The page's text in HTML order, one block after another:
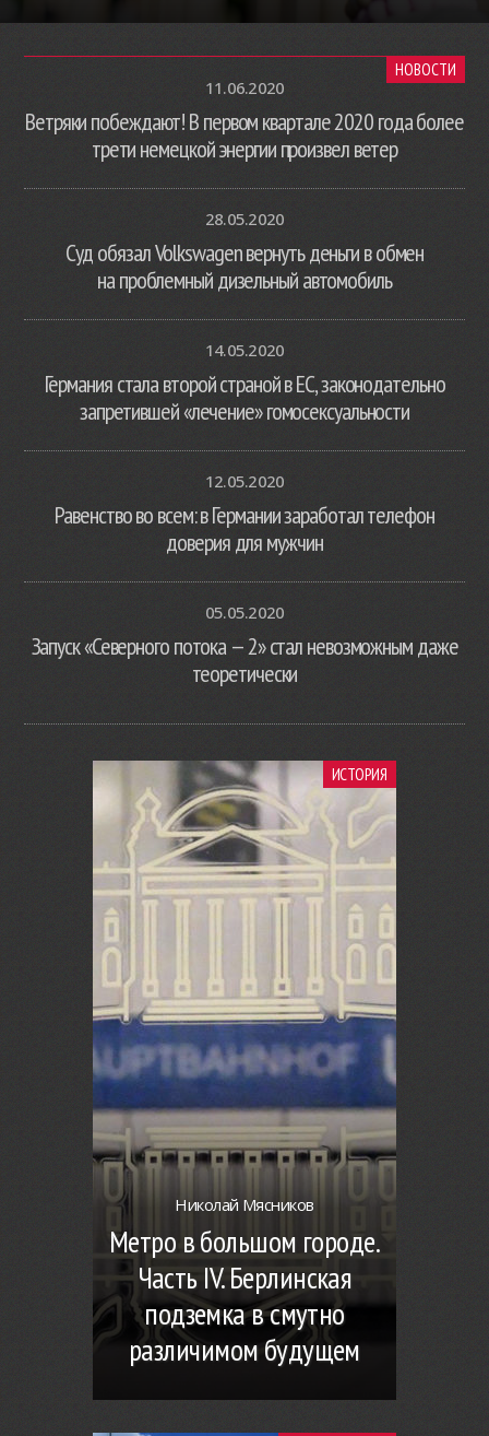
НОВОСТИ
11.06.2020
Ветряки побеждают! В первом квартале 2020 года более
трети немецкой энергии произвел ветер
28.05.2020
Суд обязал Volkswagen вернуть деньги в обмен
на проблемный дизельный автомобиль
14.05.2020
Германия стала второй страной в ЕС, законодательно
запретившей «лечение» гомосексуальности
12.05.2020
Равенство во всем: в Германии заработал телефон
доверия для мужчин
05.05.2020
Запуск «Северного потока — 2» стал невозможным даже
теоретически
ИСТОРИЯ
Николай Мясников
Метро в большом городе.
Часть IV. Берлинская
подземка в смутно
различимом будущем